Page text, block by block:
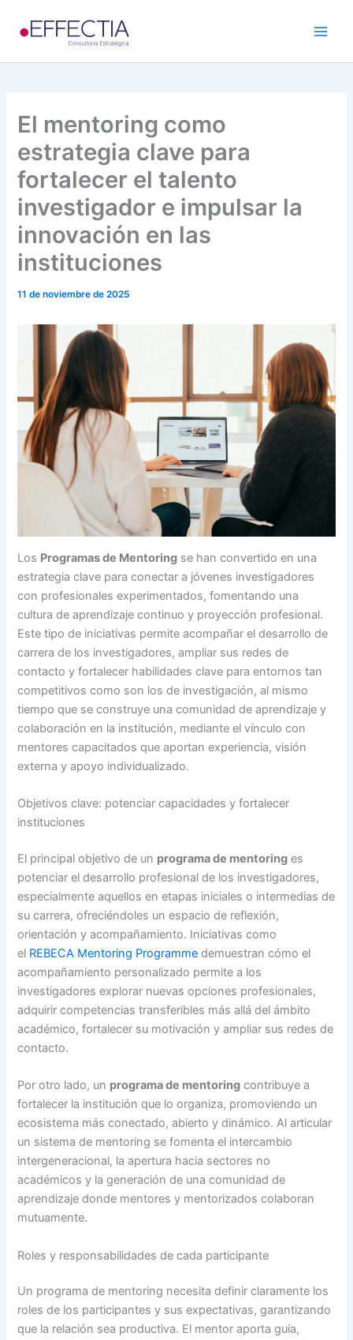
El mentoring como
estrategia clave para
fortalecer el talento
investigador e impulsar la
innovación en las
instituciones
11 de noviembre de 2025
Los Programas de Mentoring se han convertido en una
estrategia clave para conectar a jóvenes investigadores
con profesionales experimentados, fomentando una
cultura de aprendizaje continuo y proyección profesional.
Este tipo de iniciativas permite acompañar el desarrollo de
carrera de los investigadores, ampliar sus redes de
contacto y fortalecer habilidades clave para entornos tan
competitivos como son los de investigación, al mismo
tiempo que se construye una comunidad de aprendizaje y
colaboración en la institución, mediante el vínculo con
mentores capacitados que aportan experiencia, visión
externa y apoyo individualizado.
Objetivos clave: potenciar capacidades y fortalecer
instituciones
El principal objetivo de un programa de mentoring es
potenciar el desarrollo profesional de los investigadores,
especialmente aquellos en etapas iniciales o intermedias de
su carrera, ofreciéndoles un espacio de reflexión,
orientación y acompañamiento. Iniciativas como
el REBECA Mentoring Programme demuestran cómo el
acompañamiento personalizado permite a los
investigadores explorar nuevas opciones profesionales,
adquirir competencias transferibles más allá del ámbito
académico, fortalecer su motivación y ampliar sus redes de
contacto.
Por otro lado, un programa de mentoring contribuye a
fortalecer la institución que lo organiza, promoviendo un
ecosistema más conectado, abierto y dinámico. Al articular
un sistema de mentoring se fomenta el intercambio
intergeneracional, la apertura hacia sectores no
académicos y la generación de una comunidad de
aprendizaje donde mentores y mentorizados colaboran
mutuamente.
Roles y responsabilidades de cada participante
Un programa de mentoring necesita definir claramente los
roles de los participantes y sus expectativas, garantizando
que la relación sea productiva. El mentor aporta guía,